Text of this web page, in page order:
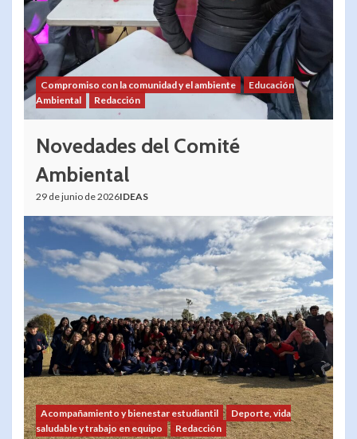
Compromiso con la comunidad y el ambiente
Educación
Ambiental
Redacción
Novedades del Comité
Ambiental
29 de junio de 2026IDEAS
Acompañamiento y bienestar estudiantil
Deporte, vida
saludable y trabajo en equipo
Redacción